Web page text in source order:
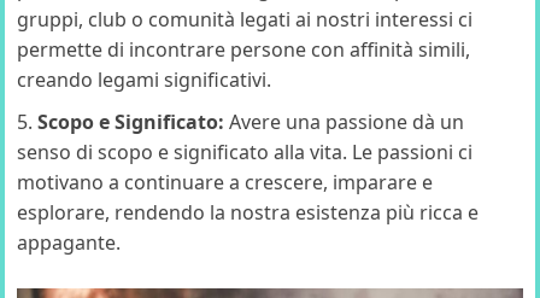
gruppi, club o comunità legati ai nostri interessi ci
permette di incontrare persone con affinità simili,
creando legami significativi.
Scopo e Significato: Avere una passione dà un
senso di scopo e significato alla vita. Le passioni ci
motivano a continuare a crescere, imparare e
esplorare, rendendo la nostra esistenza più ricca e
appagante.